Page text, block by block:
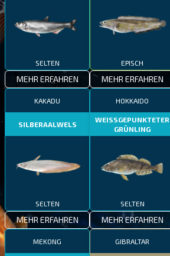
SELTEN
MEHR ERFAHREN
EPISCH
MEHR ERFAHREN
KAKADU
SILBERAALWELS
SELTEN
MEHR ERFAHREN
HOKKAIDO
WEISSGEPUNKTETER
GRÜNLING
SELTEN
MEHR ERFAHREN
MEKONG GIBRALTAR